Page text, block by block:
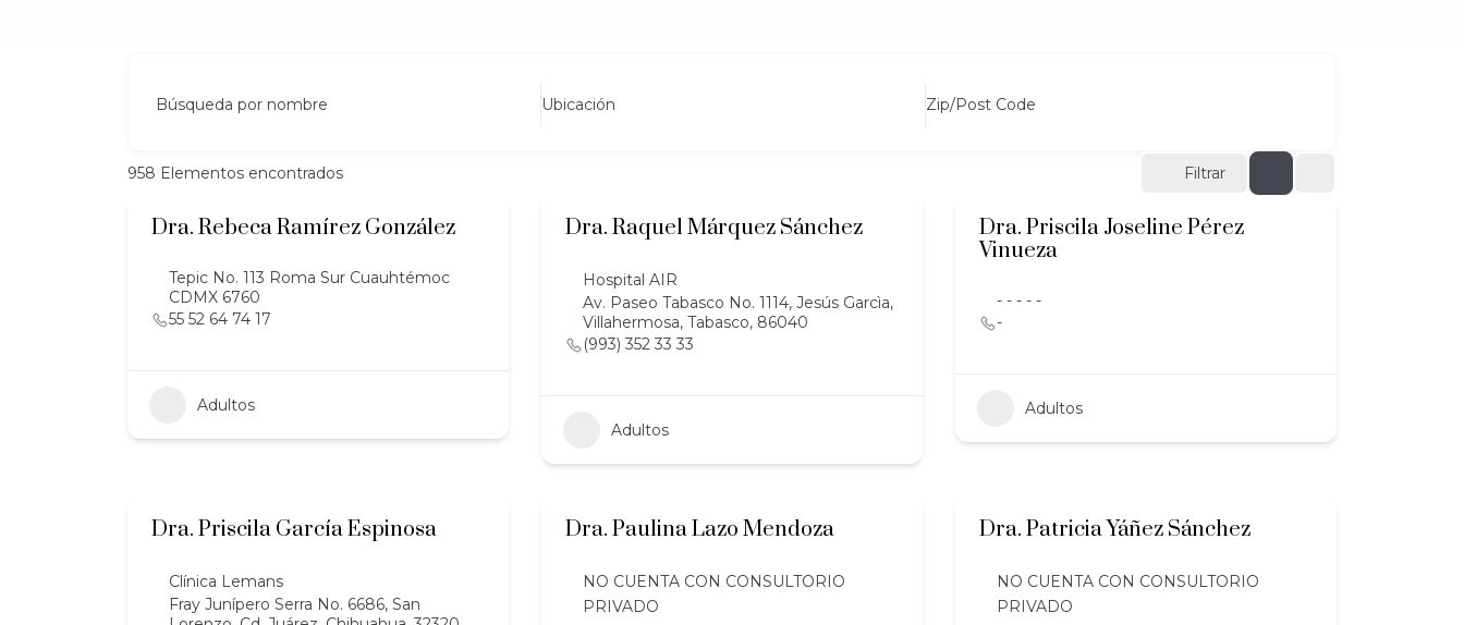
Búsqueda por nombre Ubicación Zip/Post Code
958 Elementos encontrados Filtrar
Dra. Rebeca Ramírez González
Tepic No. 113 Roma Sur Cuauhtémoc
CDMX 6760
55 52 64 74 17
Adultos
Dra. Raquel Márquez Sánchez
Hospital AIR
Av. Paseo Tabasco No. 1114, Jesús Garcìa,
Villahermosa, Tabasco, 86040
(993) 352 33 33
Adultos
Dra. Priscila Joseline Pérez
Vinueza
- - - - -
-
Adultos
Dra. Priscila García Espinosa
Clínica Lemans
Fray Junípero Serra No. 6686, San
Dra. Paulina Lazo Mendoza
NO CUENTA CON CONSULTORIO
PRIVADO
Dra. Patricia Yáñez Sánchez
NO CUENTA CON CONSULTORIO
PRIVADO